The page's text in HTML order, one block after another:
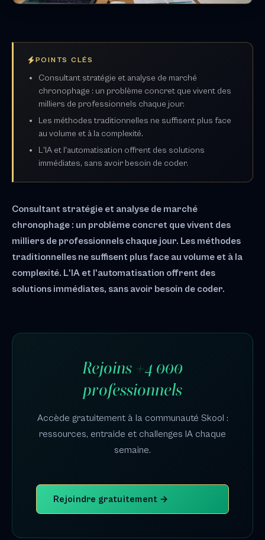
POINTS CLÉS
Consultant stratégie et analyse de marché
chronophage : un problème concret que vivent des
milliers de professionnels chaque jour.
Les méthodes traditionnelles ne suffisent plus face
au volume et à la complexité.
L'IA et l'automatisation offrent des solutions
immédiates, sans avoir besoin de coder.
Consultant stratégie et analyse de marché
chronophage : un problème concret que vivent des
milliers de professionnels chaque jour. Les méthodes
traditionnelles ne suffisent plus face au volume et à la
complexité. L'IA et l'automatisation offrent des
solutions immédiates, sans avoir besoin de coder.
Rejoins +4 000
professionnels
Accède gratuitement à la communauté Skool :
ressources, entraide et challenges IA chaque
semaine.
Rejoindre gratuitement →